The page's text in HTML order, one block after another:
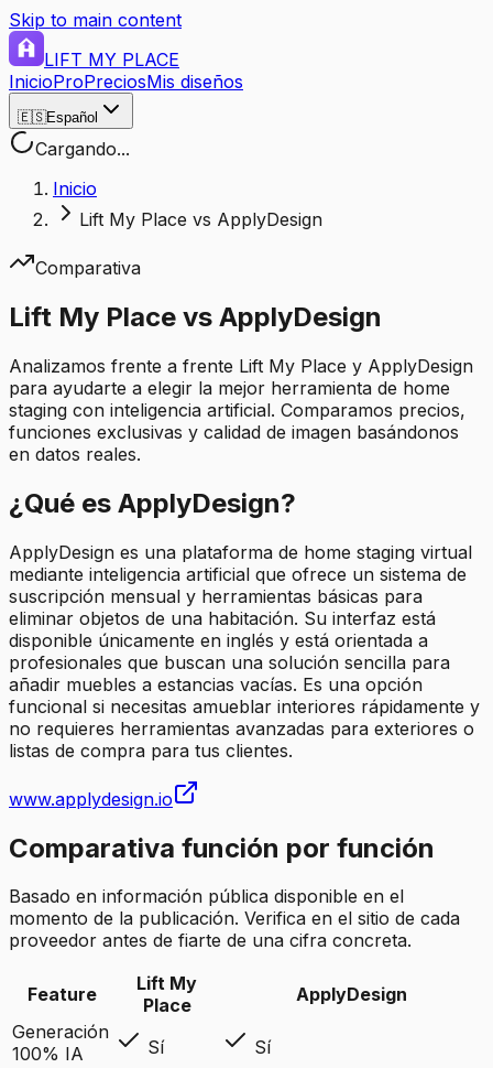
Skip to main content
LIFT MY PLACE
InicioProPreciosMis diseños
🇪🇸Español
Cargando...
Inicio
Lift My Place vs ApplyDesign
Comparativa
Lift My Place vs ApplyDesign
Analizamos frente a frente Lift My Place y ApplyDesign
para ayudarte a elegir la mejor herramienta de home
staging con inteligencia artificial. Comparamos precios,
funciones exclusivas y calidad de imagen basándonos
en datos reales.
¿Qué es ApplyDesign?
ApplyDesign es una plataforma de home staging virtual
mediante inteligencia artificial que ofrece un sistema de
suscripción mensual y herramientas básicas para
eliminar objetos de una habitación. Su interfaz está
disponible únicamente en inglés y está orientada a
profesionales que buscan una solución sencilla para
añadir muebles a estancias vacías. Es una opción
funcional si necesitas amueblar interiores rápidamente y
no requieres herramientas avanzadas para exteriores o
listas de compra para tus clientes.
www.applydesign.io
Comparativa función por función
Basado en información pública disponible en el
momento de la publicación. Verifica en el sitio de cada
proveedor antes de fiarte de una cifra concreta.
Feature
Lift My
Place
ApplyDesign
Generación
100% IA
Sí
Sí